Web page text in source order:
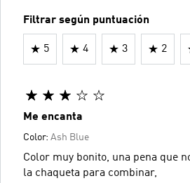
Filtrar según puntuación
5 4 3 2
Me encanta
Color: Ash Blue
Color muy bonito, una pena que
la chaqueta para combinar,